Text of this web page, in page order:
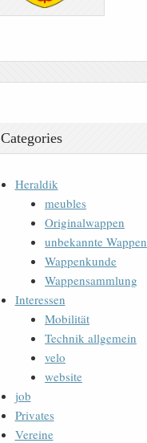
Categories
Heraldik
meubles
Originalwappen
unbekannte Wappen
Wappenkunde
Wappensammlung
Interessen
Mobilität
Technik allgemein
velo
website
job
Privates
Vereine